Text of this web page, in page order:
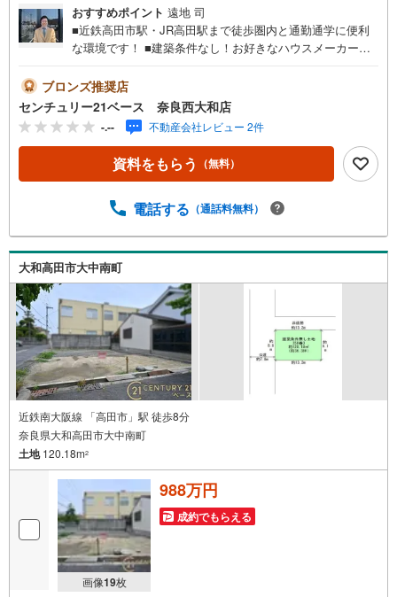
おすすめポイント 遠地 司
■近鉄高田市駅・JR高田駅まで徒歩圏内と通勤通学に便利
な環境です！ ■建築条件なし！お好きなハウスメーカーで
も休まず営業中！・お仕事終わりのお時間でもご見学
可！・今から見たい！というお声にもご対応できます！◇
住宅ローンもお任せください！◇・提携銀行多数あり（地
方銀行・都市銀行・信用金庫etc）・優遇後適用金利 0.87
5％～（審査内容により異なります）--- ◇◇ Yahoo！不動
産キャンペーン対象店舗 ◇◇ ----当店で物件を成約いただ
件ご成約キャンペーン】の対象になります。「資料をもら
ahoo！ JAPAN IDでログインのうえお問い合わせくださ
い。-----------------------------
ブロンズ推奨店
センチュリー21ベース 奈良西大和店
-.-- 不動産会社レビュー 2件
資料をもらう （無料）
電話する （通話料無料）
大和高田市大中南町
近鉄南大阪線 「高田市」駅 徒歩8分
奈良県大和高田市大中南町
土地120.18m2
画像19枚
988万円
成約でもらえる